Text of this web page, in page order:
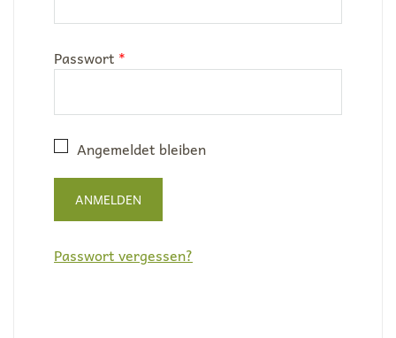
Passwort *
Angemeldet bleiben
ANMELDEN
Passwort vergessen?